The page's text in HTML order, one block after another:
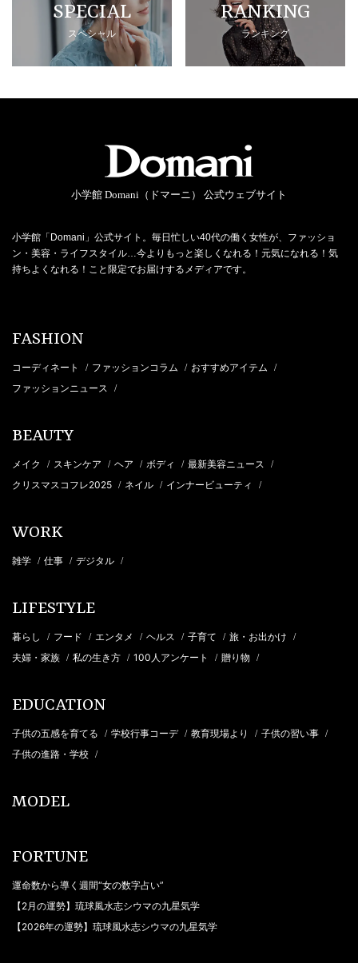
SPECIAL
スペシャル
RANKING
ランキング
小学館 Domani（ドマーニ） 公式ウェブサイト
小学館「Domani」公式サイト。毎日忙しい40代の働く女性が、ファッショ
ン・美容・ライフスタイル…今よりもっと楽しくなれる！元気になれる！気
持ちよくなれる！こと限定でお届けするメディアです。
FASHION
コーディネート / ファッションコラム / おすすめアイテム /
ファッションニュース /
BEAUTY
メイク / スキンケア / ヘア / ボディ / 最新美容ニュース /
クリスマスコフレ2025 / ネイル / インナービューティ /
WORK
雑学 / 仕事 / デジタル /
LIFESTYLE
暮らし / フード / エンタメ / ヘルス / 子育て / 旅・お出かけ /
夫婦・家族 / 私の生き方 / 100人アンケート / 贈り物 /
EDUCATION
子供の五感を育てる / 学校行事コーデ / 教育現場より / 子供の習い事 /
子供の進路・学校 /
MODEL
FORTUNE
運命数から導く週間“女の数字占い”
【2月の運勢】琉球風水志シウマの九星気学
【2026年の運勢】琉球風水志シウマの九星気学